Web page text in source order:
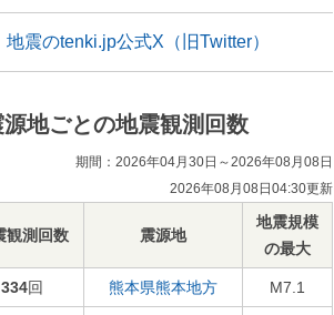
地震のtenki.jp公式X（旧Twitter）
源地ごとの地震観測回数
期間：2026年04月30日～2026年08月08日
2026年08月08日04:30更新
観測回数 震源地
地震規模
の最大
334回 熊本県熊本地方 M7.1